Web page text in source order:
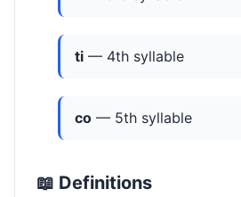
ti — 4th syllable
co — 5th syllable
📖 Definitions